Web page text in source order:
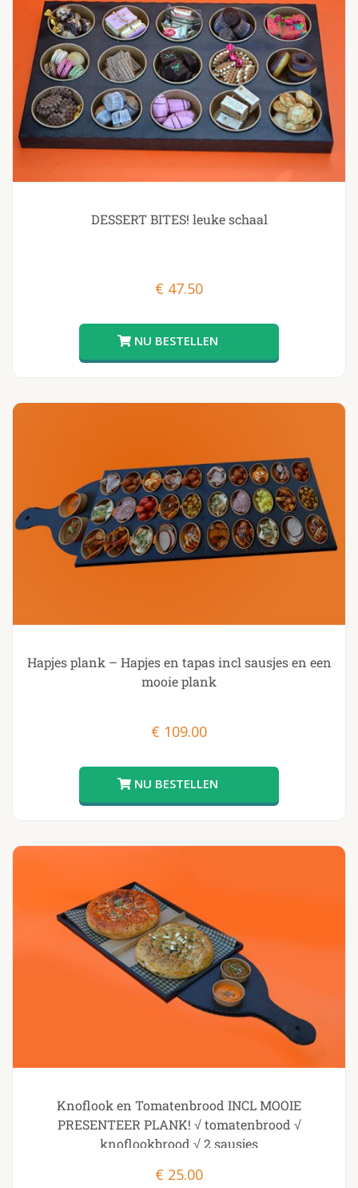
DESSERT BITES! leuke schaal
€ 47.50
Hapjes plank – Hapjes en tapas incl sausjes en een
mooie plank
€ 109.00
Knoflook en Tomatenbrood INCL MOOIE
PRESENTEER PLANK! √ tomatenbrood √
knoflookbrood √ 2 sausjes
€ 25.00